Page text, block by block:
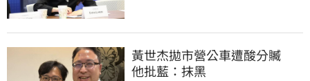
黃世杰拋市營公車遭酸分贓
他批藍：抹黑